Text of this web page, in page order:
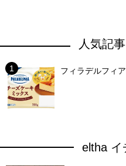
人気記
フィラデルフィ
eltha イ